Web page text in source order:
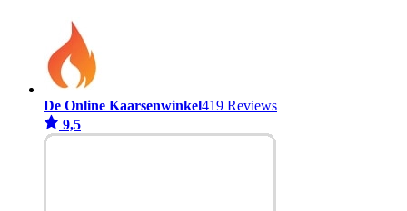
De Online Kaarsenwinkel419 Reviews
9,5